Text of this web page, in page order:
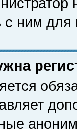
ним для